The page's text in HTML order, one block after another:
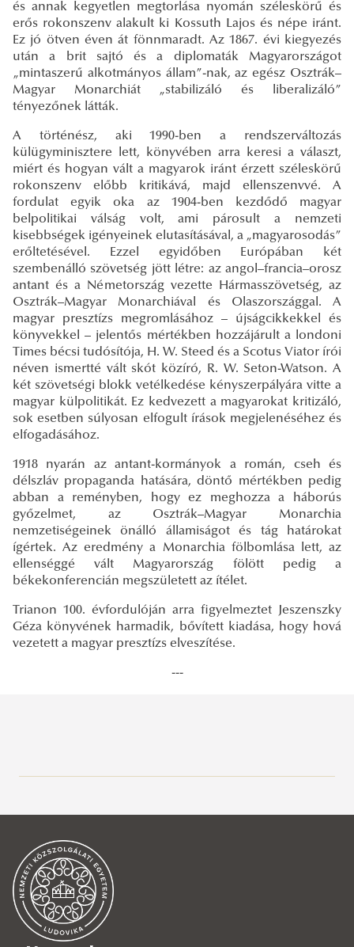
Aktuális
Hírek, események
2026
2026. június
2026 nyári zárvatartás
Taylor & Francis OA keret kimerült
2026. május
Nyitvatartás a vizsgaidőszakban
2026. április
2025
2025. december
Nyitvatartás - 2025. december 13.
2025. november
2024
2024. december
2023
és annak kegyetlen megtorlása nyomán széleskörű és
erős rokonszenv alakult ki Kossuth Lajos és népe iránt.
Ez jó ötven éven át fönnmaradt. Az 1867. évi kiegyezés
után a brit sajtó és a diplomaták Magyarországot
„mintaszerű alkotmányos állam”-nak, az egész Osztrák–
Magyar Monarchiát „stabilizáló és liberalizáló”
tényezőnek látták.
A történész, aki 1990-ben a rendszerváltozás
külügyminisztere lett, könyvében arra keresi a választ,
miért és hogyan vált a magyarok iránt érzett széleskörű
rokonszenv előbb kritikává, majd ellenszenvvé. A
fordulat egyik oka az 1904-ben kezdődő magyar
belpolitikai válság volt, ami párosult a nemzeti
kisebbségek igényeinek elutasításával, a „magyarosodás”
erőltetésével. Ezzel egyidőben Európában két
szembenálló szövetség jött létre: az angol–francia–orosz
antant és a Németország vezette Hármasszövetség, az
Osztrák–Magyar Monarchiával és Olaszországgal. A
magyar presztízs megromlásához – újságcikkekkel és
könyvekkel – jelentős mértékben hozzájárult a londoni
Times bécsi tudósítója, H. W. Steed és a Scotus Viator írói
néven ismertté vált skót közíró, R. W. Seton-Watson. A
két szövetségi blokk vetélkedése kényszerpályára vitte a
magyar külpolitikát. Ez kedvezett a magyarokat kritizáló,
sok esetben súlyosan elfogult írások megjelenéséhez és
elfogadásához.
1918 nyarán az antant-kormányok a román, cseh és
délszláv propaganda hatására, döntő mértékben pedig
abban a reményben, hogy ez meghozza a háborús
győzelmet, az Osztrák–Magyar Monarchia
nemzetiségeinek önálló államiságot és tág határokat
ígértek. Az eredmény a Monarchia fölbomlása lett, az
ellenséggé vált Magyarország fölött pedig a
békekonferencián megszületett az ítélet.
Trianon 100. évfordulóján arra figyelmeztet Jeszenszky
Géza könyvének harmadik, bővített kiadása, hogy hová
vezetett a magyar presztízs elveszítése.
---